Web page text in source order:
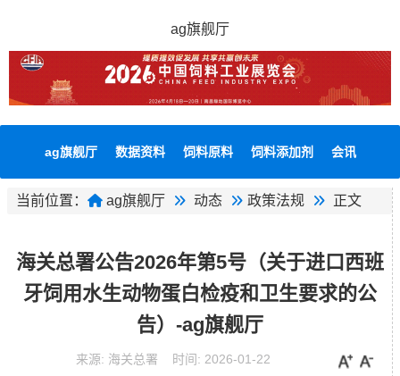
ag旗舰厅
ag旗舰厅 数据资料 饲料原料 饲料添加剂 会讯
当前位置： ag旗舰厅 动态 政策法规 正文
海关总署公告2026年第5号（关于进口西班
牙饲用水生动物蛋白检疫和卫生要求的公
告）-ag旗舰厅
来源: 海关总署 时间: 2026-01-22